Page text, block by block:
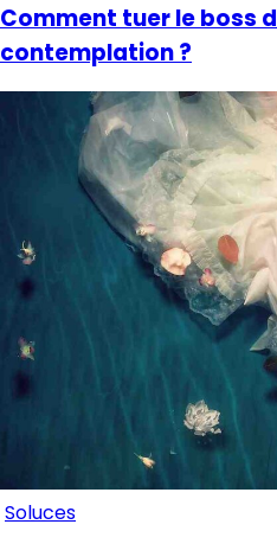
Comment tuer le boss
contemplation ?
Soluces